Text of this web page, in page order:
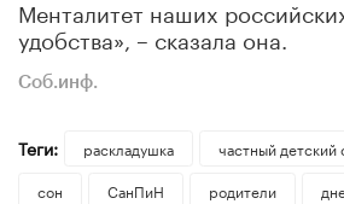
Менталитет наших
удобства», – сказала она.
Соб.инф.
Теги: раскладушка частный детский
сон
СанПиН родители